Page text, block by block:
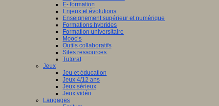
E- formation
Enjeux et évolutions
Enseignement supérieur et numérique
Formations hybrides
Formation universitaire
Mooc’s
Outils collaboratifs
Sites ressources
Tutorat
Jeux
Jeu et éducation
Jeux 4/12 ans
Jeux sérieux
Jeux vidéo
Langages